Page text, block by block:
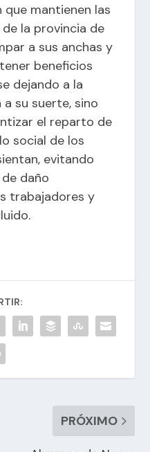
mantienen las
la provincia de
a sus anchas y
beneficios
dejando a la
su suerte, sino
el reparto de
social de los
evitando
daño
trabajadores y
PRÓXIMO